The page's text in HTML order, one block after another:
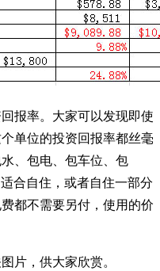
报率。大家可以发现即使
单位的投资回报率都丝毫
、包电、包车位、包
合自住，或者自住一部分
都不需要另付，使用的价
片，供大家欣赏。